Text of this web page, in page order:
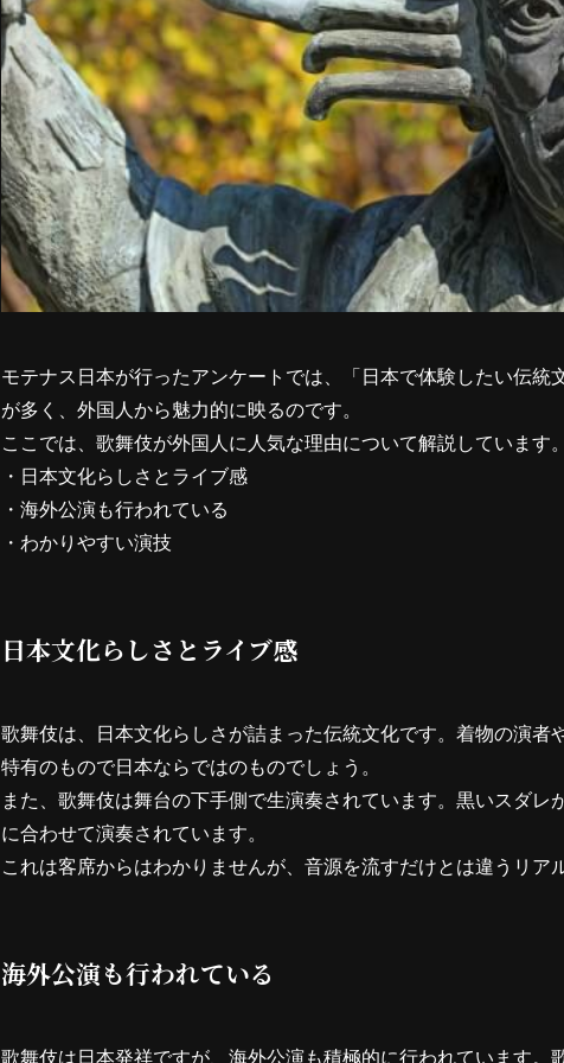
モテナス日本が行ったアンケートでは、「日本で体験したい伝
が多く、外国人から魅力的に映るのです。
ここでは、歌舞伎が外国人に人気な理由について解説しています
・日本文化らしさとライブ感
・海外公演も行われている
・わかりやすい演技
日本文化らしさとライブ感
歌舞伎は、日本文化らしさが詰まった伝統文化です。着物の演者
特有のもので日本ならではのものでしょう。
また、歌舞伎は舞台の下手側で生演奏されています。黒いスダ
に合わせて演奏されています。
これは客席からはわかりませんが、音源を流すだけとは違うリア
海外公演も行われている
歌舞伎は日本発祥ですが、海外公演も積極的に行われています